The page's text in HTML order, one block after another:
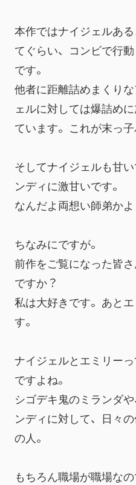
本作ではナイジェルあ
てぐらい、コンビで行
です。
他者に距離詰めまくり
ェルに対しては爆詰め
ています。これが末っ子
そしてナイジェルも甘
ンディに激甘いです。
なんだよ両想い師弟かよ
ちなみにですが。
前作をご覧になった皆
ですか？
私は大好きです。あと
す。
ナイジェルとエミリー
ですよね。
シゴデキ鬼のミランダ
ンディに対して、日々
の人。
もちろん職場が職場な